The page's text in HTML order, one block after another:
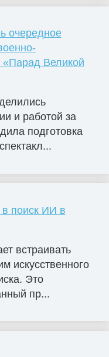
очередное
«Парад Великой
и работой за
подготовка
в поиск ИИ в
встраивать
искусственного
Это
пр...